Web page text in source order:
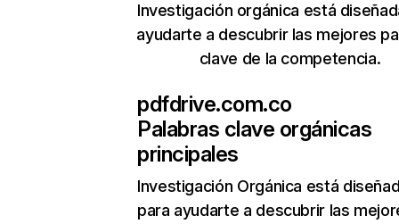
Investigación orgánica está
ayudarte a descubrir las mejores
clave de la competencia.
pdfdrive.com.co
Palabras clave orgánicas
principales
Investigación Orgánica está
para ayudarte a descubrir las